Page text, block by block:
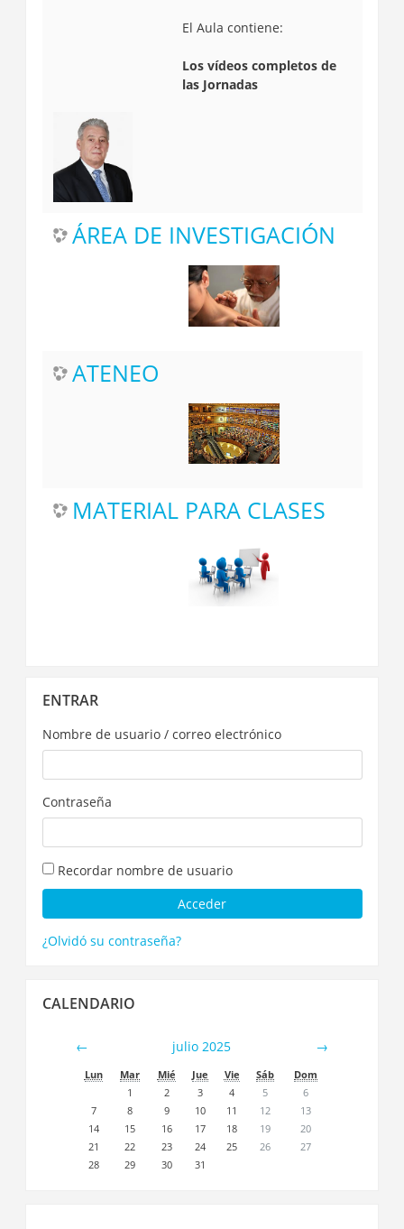
El Aula contiene:
Los vídeos completos de
las Jornadas
ÁREA DE INVESTIGACIÓN
ATENEO
MATERIAL PARA CLASES
Entrar
ENTRAR
Nombre de usuario / correo electrónico
Contraseña
Recordar nombre de usuario
¿Olvidó su contraseña?
Calendario
CALENDARIO
← julio 2025 →
Lun Mar Mié Jue Vie Sáb
Dom
1
2 3 4 5
6
7
8 9 10 11 12
13
14
15 16 17 18 19
20
21
22 23 24 25 26
27
28
29 30 31